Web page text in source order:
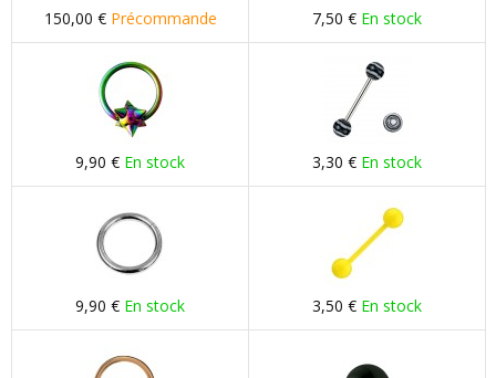
150,00 € Précommande 7,50 € En stock
9,90 € En stock 3,30 € En stock
9,90 € En stock 3,50 € En stock